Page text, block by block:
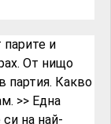
парите и
От нищо
партия. Какво
>> Една
си на най-